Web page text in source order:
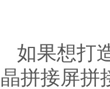
如果想打
晶拼接屏拼